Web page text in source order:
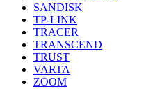
SANDISK
TP-LINK
TRACER
TRANSCEND
TRUST
VARTA
ZOOM